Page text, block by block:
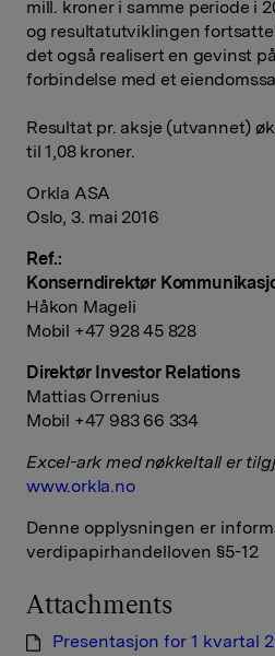
mill. kroner i samme periode i
og resultatutviklingen
det også realisert en gevinst
forbindelse med et
Resultat pr. aksje (utvannet)
til 1,08 kroner.
Orkla ASA
Oslo, 3. mai 2016
Ref.:
Konserndirektør
Håkon Mageli
Mobil +47 928 45 828
Direktør Investor Relations
Mattias Orrenius
Mobil +47 983 66 334
Excel-ark med nøkkeltall er
www.orkla.no
Denne opplysningen er
verdipapirhandelloven §5-12
Attachments
Presentasjon for 1 kvartal